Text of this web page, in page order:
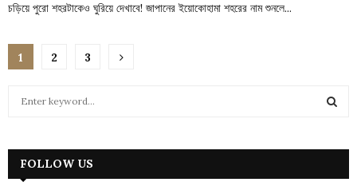
চড়িয়ে পুরো শহরটাকেও ঘুরিয়ে দেখাবে! জাপানের ইয়োকোহামা শহরের নাম শুনলে...
Posts
1 2 3
h
FOLLOW US